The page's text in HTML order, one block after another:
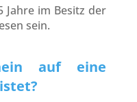
Jahre im Besitz der
sein.
auf eine